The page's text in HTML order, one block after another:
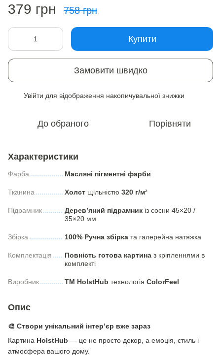
379 грн 758 грн
Купити
Замовити швидко
Увійти для відображення накопичувальної знижки
До обраного Порівняти
Характеристики
Фарба Масляні пігментні фарби
Тканина Холст щільністю 320 г/м²
Підрамник Дерев’яний підрамник із сосни 45×20 /
35×20 мм
Збірка 100% Ручна збірка та галерейна натяжка
Комплектація Повність готова картина з кріпленнями в
комплекті
Виробник ТМ HolstHub технологія СolorFeel
Опис
🎨 Створи унікальний інтер’єр вже зараз
Картина HolstHub — це не просто декор, а емоція, стиль і
атмосфера вашого дому.